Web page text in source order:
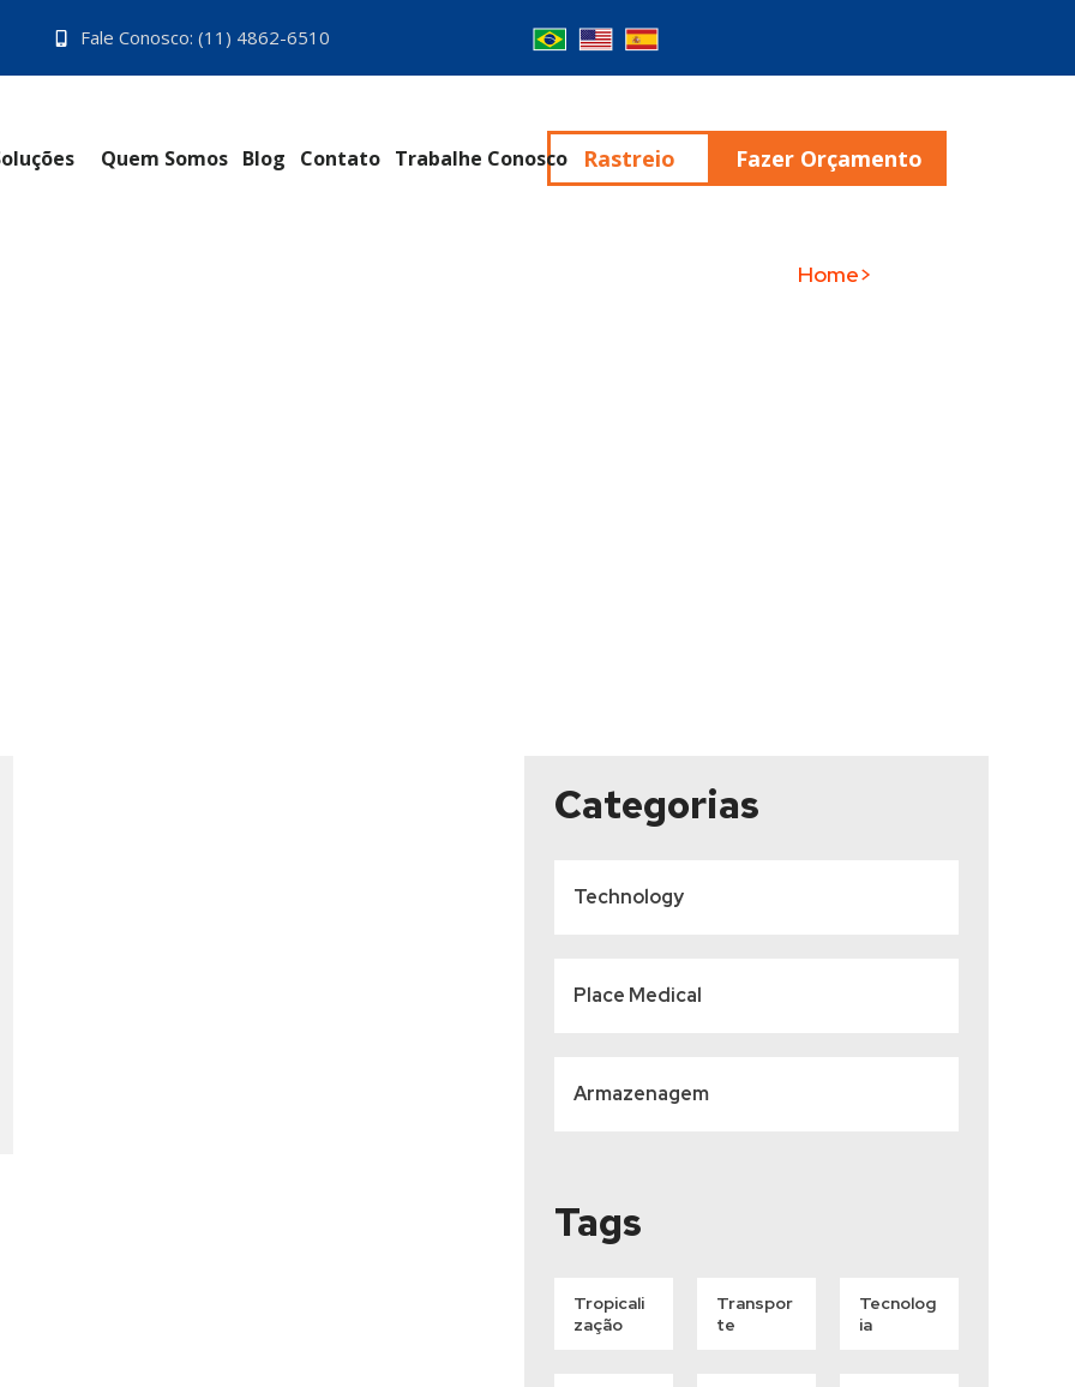
Fale Conosco: (11) 4862-6510
Quem Somos Blog Contato Trabalhe Conosco Rastreio Fazer Orçamento
Home>
Categorias
Technology
Place Medical
Armazenagem
Tags
Tropicali
Zação
Transpor
Te
Tecnolog
Ia